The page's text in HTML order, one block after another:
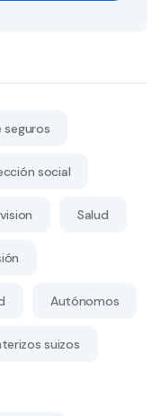
seguros
social
Salud
Autónomos
suizos